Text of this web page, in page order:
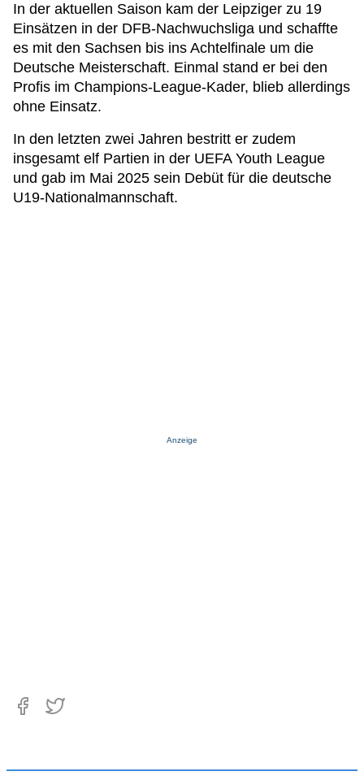
In der aktuellen Saison kam der Leipziger zu 19
Einsätzen in der DFB-Nachwuchsliga und schaffte
es mit den Sachsen bis ins Achtelfinale um die
Deutsche Meisterschaft. Einmal stand er bei den
Profis im Champions-League-Kader, blieb allerdings
ohne Einsatz.
In den letzten zwei Jahren bestritt er zudem
insgesamt elf Partien in der UEFA Youth League
und gab im Mai 2025 sein Debüt für die deutsche
U19-Nationalmannschaft.
Anzeige